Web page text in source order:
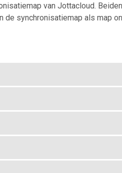
van Jottacloud.
synchronisatiemap als map